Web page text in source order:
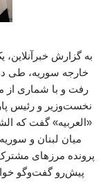
به گزارش خبرآنلاین،
خارجه سوریه، طی
رفت و با شماری از
نخست‌وزیر و رئیس
«العربیه» گفت که
میان لبنان و
پرونده مرزهای
پیش‌رو گفت‌وگو